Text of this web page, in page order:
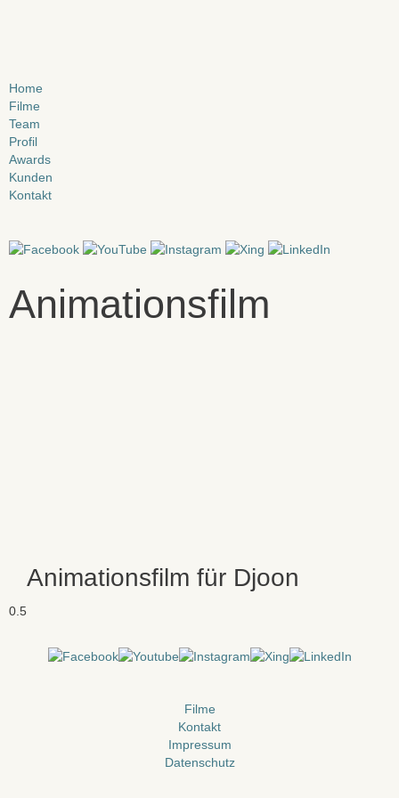
Home
Filme
Team
Profil
Awards
Kunden
Kontakt
Animationsfilm
Animationsfilm für Djoon
Filme
Kontakt
Impressum
Datenschutz